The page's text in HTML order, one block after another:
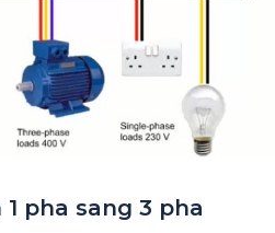
pha sang 3 pha